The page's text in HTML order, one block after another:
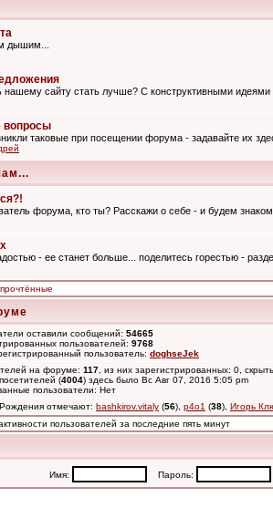
дышим...
нашему сайту стать лучше? С конструктивными
вопросы
таковые при посещении форума - задавайте их
форума, кто ты? Расскажи о себе - и будем
- ее станет больше... поделитесь горестью -
оставили сообщений: 54665
пользователей: 9768
пользователь: doghseJek
на форуме: 117 , из них зарегистрированных: 0,
(4004) здесь было Вс Авг 07, 2016 5:05 pm
пользователи: Нет
отмечают: bashkirov.vitaly (56), p4o1 (38), Игорь
пользователей за последние пять минут
Имя: Пароль: